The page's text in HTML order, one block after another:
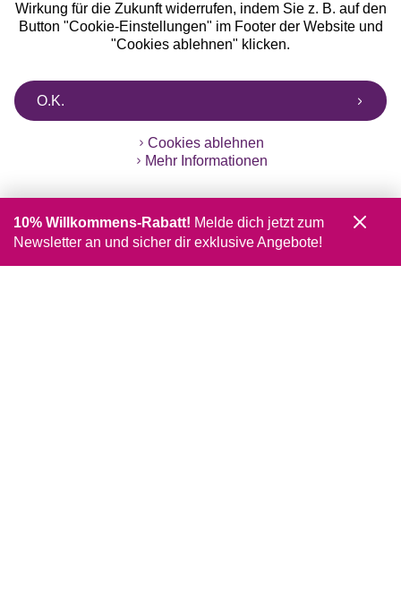
Wirkung für die Zukunft widerrufen, indem Sie z. B. auf den
Button "Cookie-Einstellungen" im Footer der Website und
"Cookies ablehnen" klicken.
O.K.
Cookies ablehnen
Mehr Informationen
10% Willkommens-Rabatt! Melde dich jetzt zum
Newsletter an und sicher dir exklusive Angebote!